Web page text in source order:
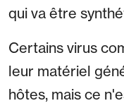
qui va être
Certains virus
leur matériel
hôtes, mais ce